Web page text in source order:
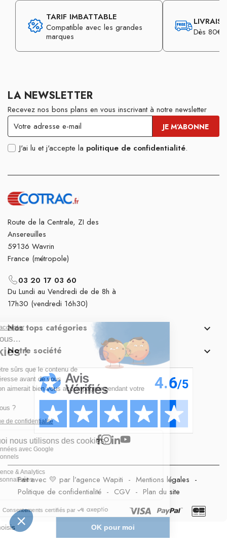
TARIF IMBATTABLE
Compatible avec les grandes
marques
Dès 80€
LA NEWSLETTER
Recevez nos bons plans en vous inscrivant à notre newsletter
J'ai lu et j'accepte la politique de confidentialité.
Route de la Centrale, ZI des
Ansereuilles
59136 Wavrin
France (métropole)
03 20 17 03 60
Du Lundi au Vendredi de de 8h à
17h30 (vendredi 16h30)
Nos tops catégories 
Notre société 
Fait avec 💛 par l’agence Wapiti - Mentions légales -
Politique de confidentialité - CGV - Plan du site